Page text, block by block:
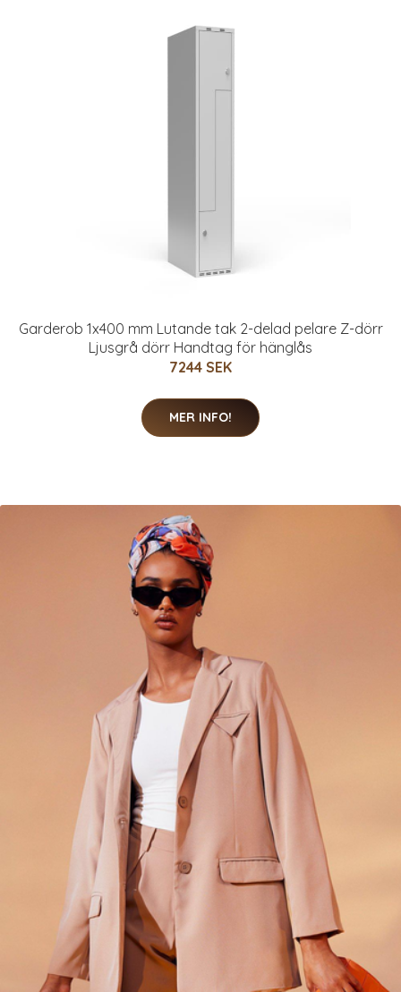
Garderob 1x400 mm Lutande tak 2-delad pelare Z-dörr
Ljusgrå dörr Handtag för hänglås
7244 SEK
MER INFO!